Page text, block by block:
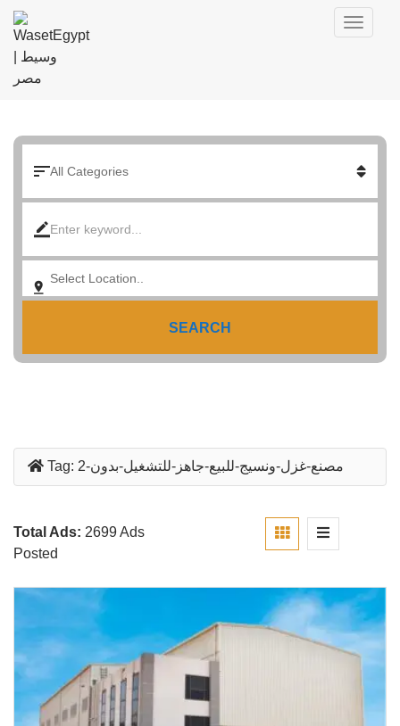
SEARCH
Tag: مصنع-غزل-ونسيج-للبيع-جاهز-للتشغيل-بدون-2
Total Ads: 2699 Ads
Posted